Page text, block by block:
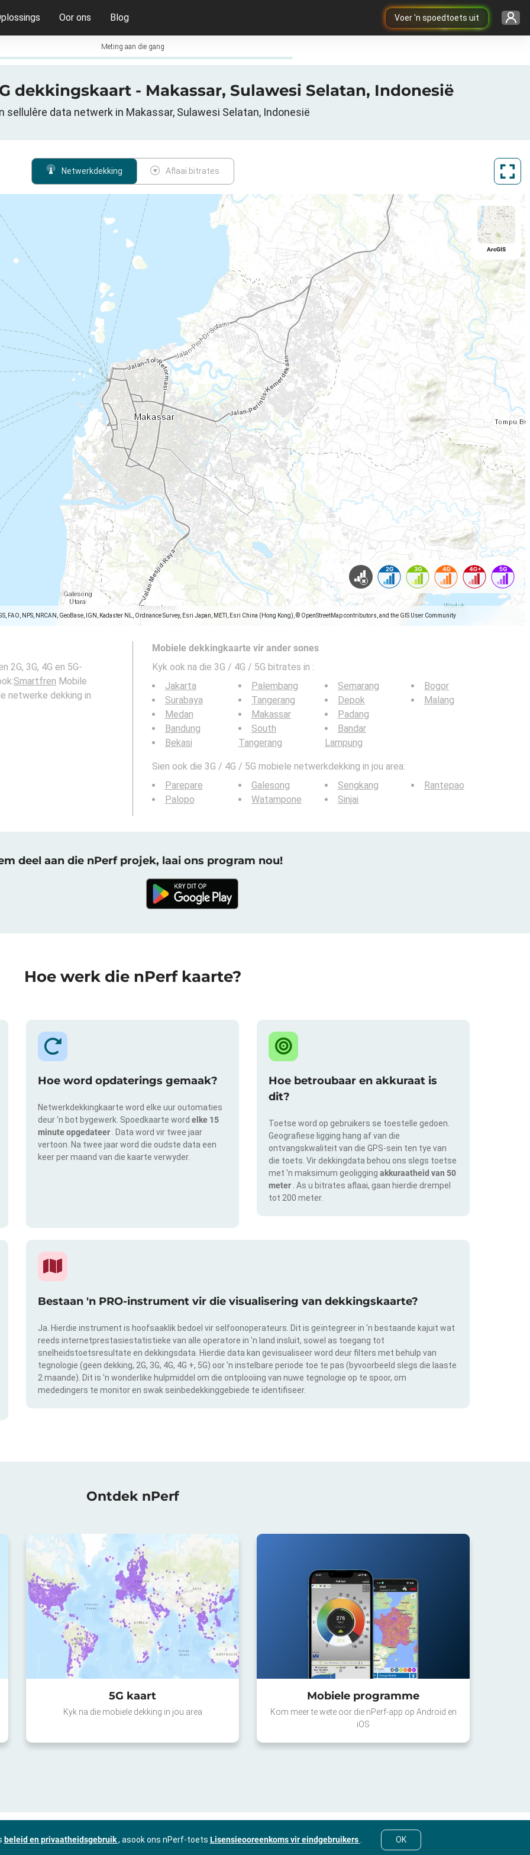
Voer 'n spoedtoets uit
Oor ons Blog
Meting aan die gang
dekkingskaart - Makassar, Sulawesi Selatan, Indonesië
sellulêre data netwerk in Makassar, Sulawesi Selatan, Indonesië
Netwerkdekking Aflaai bitrates
FAO, NPS, NRCAN, GeoBase, IGN, Kadaster NL, Ordnance Survey, Esri Japan, METI, Esri China (Hong Kong), © OpenStreetMap contributors, and the GIS User Community
ArcGIS
2G, 3G, 4G en 5G-
Smartfren Mobile
netwerke dekking in
Mobiele dekkingkaarte vir ander sones
Kyk ook na die 3G / 4G / 5G bitrates in :
Jakarta
Surabaya
Medan
Bandung
Bekasi
Palembang
Tangerang
Makassar
South
Tangerang
Semarang
Depok
Padang
Bandar
Lampung
Bogor
Malang
Sien ook die 3G / 4G / 5G mobiele netwerkdekking in jou area:
Parepare
Palopo
Galesong
Watampone
Sengkang
Sinjai
Rantepao
deel aan die nPerf projek, laai ons program nou!
Hoe werk die nPerf kaarte?
Hoe word opdaterings gemaak?
Netwerkdekkingkaarte word elke uur outomaties
deur 'n bot bygewerk. Spoedkaarte word elke 15
minute opgedateer
. Data word vir twee jaar
vertoon. Na twee jaar word die oudste data een
keer per maand van die kaarte verwyder.
Hoe betroubaar en akkuraat is
dit?
Toetse word op gebruikers se toestelle gedoen.
Geografiese ligging hang af van die
ontvangskwaliteit van die GPS-sein ten tye van
die toets. Vir dekkingdata behou ons slegs toetse
met 'n maksimum geoligging akkuraatheid van 50
meter . As u bitrates aflaai, gaan hierdie drempel
tot 200 meter.
Bestaan 'n PRO-instrument vir die visualisering van dekkingskaarte?
Ja. Hierdie instrument is hoofsaaklik bedoel vir selfoonoperateurs. Dit is geïntegreer in 'n bestaande kajuit wat
reeds internetprestasiestatistieke van alle operatore in 'n land insluit, sowel as toegang tot
snelheidstoetsresultate en dekkingsdata. Hierdie data kan gevisualiseer word deur filters met behulp van
tegnologie (geen dekking, 2G, 3G, 4G, 4G +, 5G) oor 'n instelbare periode toe te pas (byvoorbeeld slegs die laaste
2 maande). Dit is 'n wonderlike hulpmiddel om die ontplooiing van nuwe tegnologie op te spoor, om
mededingers te monitor en swak seinbedekkinggebiede te identifiseer.
Ontdek nPerf
5G kaart
Kyk na die mobiele dekking in jou area
Mobiele programme
Kom meer te wete oor die nPerf-app op Android en
iOS
beleid en privaatheidsgebruik, asook ons nPerf-toets Lisensieooreenkoms vir eindgebruikers OK